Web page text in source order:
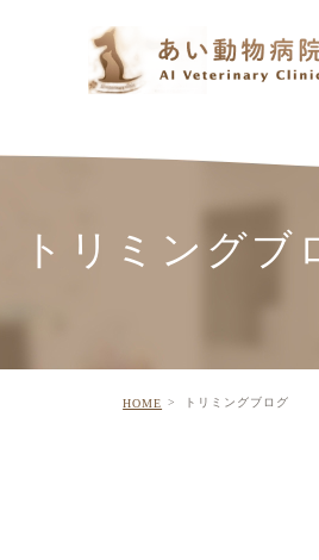
トリミングブ
HOME トリミングブログ